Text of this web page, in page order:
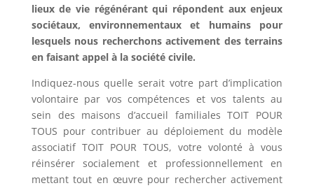
lieux de vie régénérant qui répondent aux enjeux
sociétaux, environnementaux et humains pour
lesquels nous recherchons activement des terrains
en faisant appel à la société civile.
Indiquez-nous quelle serait votre part d’implication
volontaire par vos compétences et vos talents au
sein des maisons d’accueil familiales TOIT POUR
TOUS pour contribuer au déploiement du modèle
associatif TOIT POUR TOUS, votre volonté à vous
réinsérer socialement et professionnellement en
mettant tout en œuvre pour rechercher activement